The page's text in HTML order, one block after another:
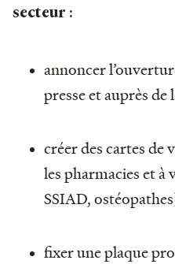
secteur :
annoncer
presse et auprès de
créer des cartes de
les pharmacies et à
SSIAD,
fixer une plaque